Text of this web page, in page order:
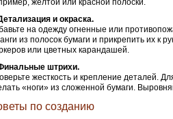
желтой или красной полоски.
и окраска.
на одежду огненные или
из полосок бумаги и прикрепить их к
или цветных карандашей.
штрихи.
жесткость и крепление деталей.
«ноги» из сложенной бумаги.
по созданию